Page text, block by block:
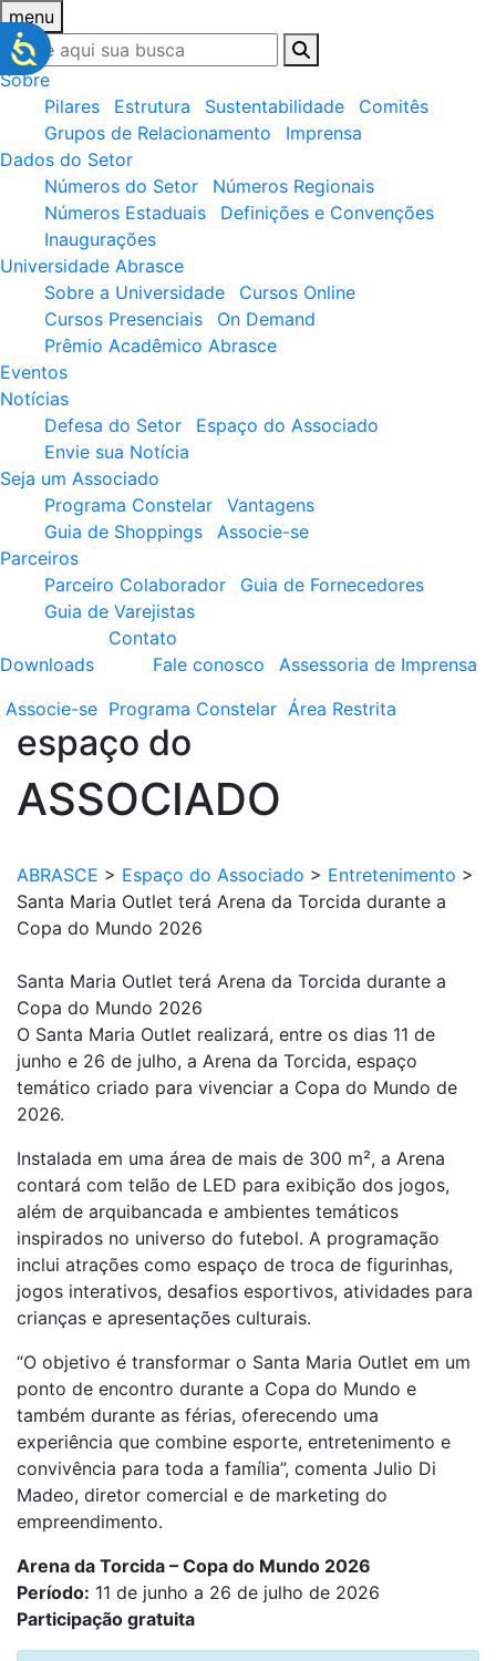
menu
Sobre
Pilares
Estrutura Sustentabilidade
Comitês
Grupos de Relacionamento
Imprensa
Dados do Setor
Números do Setor
Números Regionais
Números Estaduais
Definições e Convenções
Inaugurações
Universidade Abrasce
Sobre a Universidade
Cursos Online
Cursos Presenciais
On Demand
Prêmio Acadêmico Abrasce
Eventos
Notícias
Defesa do Setor
Espaço do Associado
Envie sua Notícia
Seja um Associado
Programa Constelar
Vantagens
Guia de Shoppings
Associe-se
Parceiros
Parceiro Colaborador
Guia de Fornecedores
Guia de Varejistas
Downloads
Contato
Fale conosco
Assessoria de Imprensa
Associe-se Programa Constelar Área Restrita
espaço do
ASSOCIADO
ABRASCE > Espaço do Associado > Entretenimento >
Santa Maria Outlet terá Arena da Torcida durante a
Copa do Mundo 2026
Santa Maria Outlet terá Arena da Torcida durante a
Copa do Mundo 2026
O Santa Maria Outlet realizará, entre os dias 11 de
junho e 26 de julho, a Arena da Torcida, espaço
temático criado para vivenciar a Copa do Mundo de
2026.
Instalada em uma área de mais de 300 m², a Arena
contará com telão de LED para exibição dos jogos,
além de arquibancada e ambientes temáticos
inspirados no universo do futebol. A programação
inclui atrações como espaço de troca de figurinhas,
jogos interativos, desafios esportivos, atividades para
crianças e apresentações culturais.
“O objetivo é transformar o Santa Maria Outlet em um
ponto de encontro durante a Copa do Mundo e
também durante as férias, oferecendo uma
experiência que combine esporte, entretenimento e
convivência para toda a família”, comenta Julio Di
Madeo, diretor comercial e de marketing do
empreendimento.
Arena da Torcida – Copa do Mundo 2026
Período: 11 de junho a 26 de julho de 2026
Participação gratuita